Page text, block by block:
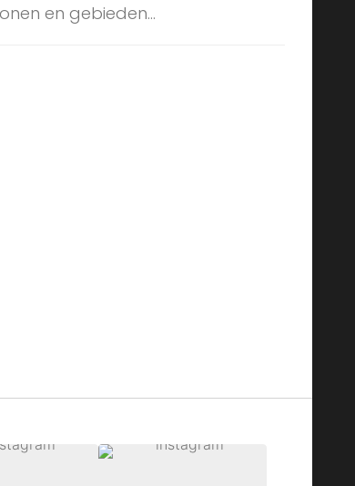
en gebieden...